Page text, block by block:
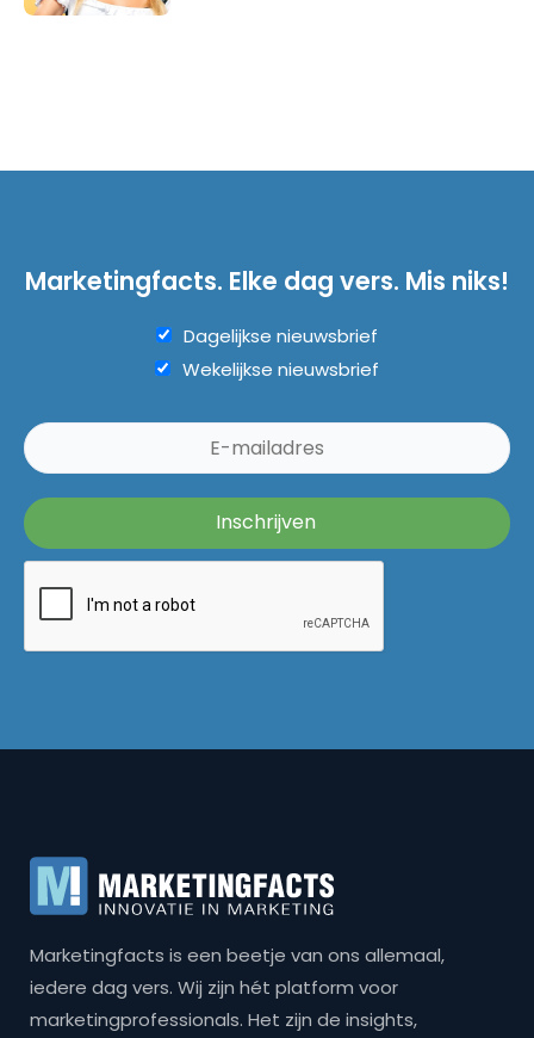
Marketingfacts. Elke dag vers. Mis niks!
Dagelijkse nieuwsbrief
Wekelijkse nieuwsbrief
Marketingfacts is een beetje van ons allemaal,
iedere dag vers. Wij zijn hét platform voor
marketingprofessionals. Het zijn de insights,